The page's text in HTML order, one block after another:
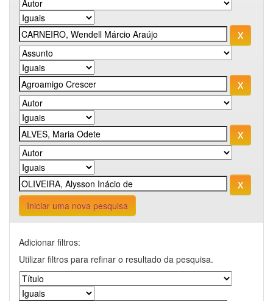
Iniciar uma nova pesquisa
Adicionar filtros:
Utilizar filtros para refinar o resultado da pesquisa.